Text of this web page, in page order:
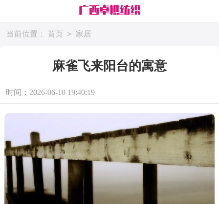
当前位置： 首页 > 家居
麻雀飞来阳台的寓意
时间：2026-06-10 19:40:19